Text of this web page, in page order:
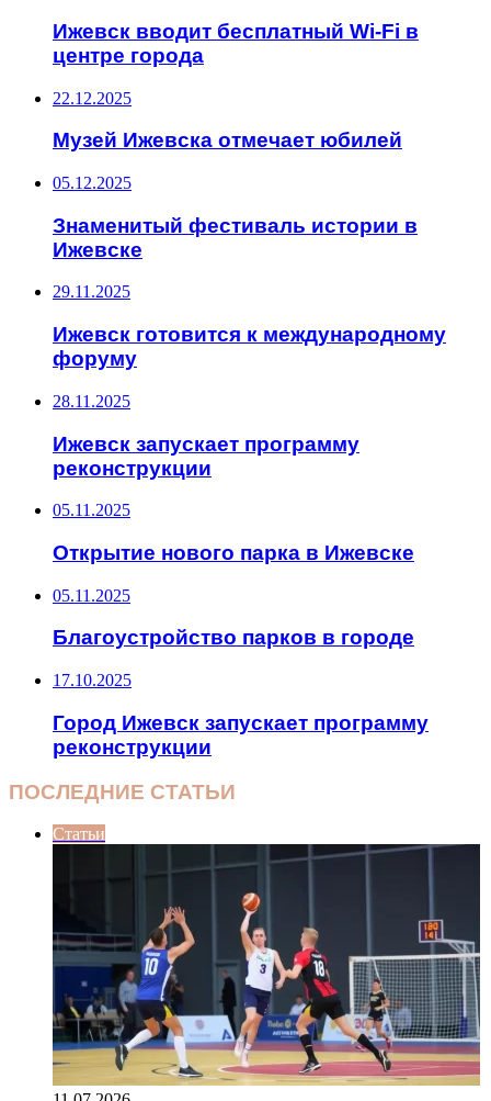
Ижевск вводит бесплатный Wi-Fi в
центре города
22.12.2025
Музей Ижевска отмечает юбилей
05.12.2025
Знаменитый фестиваль истории в
Ижевске
29.11.2025
Ижевск готовится к международному
форуму
28.11.2025
Ижевск запускает программу
реконструкции
05.11.2025
Открытие нового парка в Ижевске
05.11.2025
Благоустройство парков в городе
17.10.2025
Город Ижевск запускает программу
реконструкции
ПОСЛЕДНИЕ СТАТЬИ
Статьи